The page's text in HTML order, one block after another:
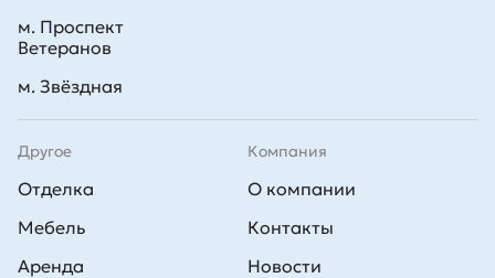
Другое
Отделка
Мебель
Аренда
Компания
О компании
Контакты
Новости
м. Проспект
Ветеранов
м. Звёздная